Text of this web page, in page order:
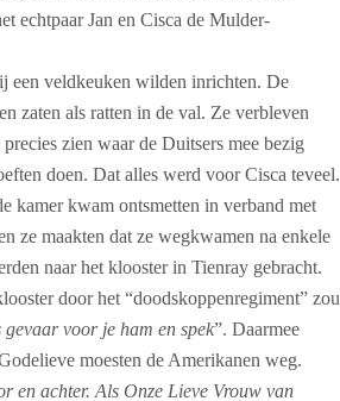
echtpaar Jan en Cisca de Mulder-
een veldkeuken wilden inrichten. De
zaten als ratten in de val. Ze verbleven
zien waar de Duitsers mee bezig
doen. Dat alles werd voor Cisca teveel.
kamer kwam ontsmetten in verband met
ze maakten dat ze wegkwamen na enkele
naar het klooster in Tienray gebracht.
door het “doodskoppenregiment” zou
voor je ham en spek”. Daarmee
moesten de Amerikanen weg.
en achter. Als Onze Lieve Vrouw van